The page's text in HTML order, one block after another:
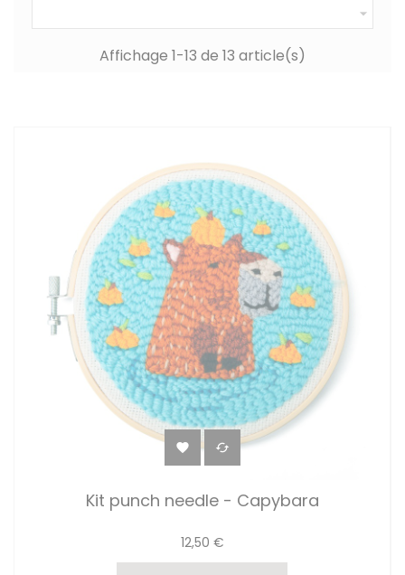

Affichage 1-13 de 13 article(s)
 
Kit punch needle - Capybara
12,50 €